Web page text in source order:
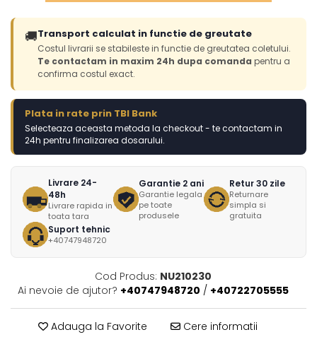
🚚Transport calculat in functie de greutate
Costul livrarii se stabileste in functie de greutatea coletului.
Te contactam in maxim 24h dupa comanda pentru a
confirma costul exact.
Plata in rate prin TBI Bank
Selecteaza aceasta metoda la checkout - te contactam in
24h pentru finalizarea dosarului.
Livrare 24-
48h
Livrare rapida in
toata tara
Garantie 2 ani
Garantie legala
pe toate
produsele
Retur 30 zile
Returnare
simpla si
gratuita
Suport tehnic
+40747948720
Cod Produs: NU210230
Ai nevoie de ajutor? +40747948720 / +40722705555
Adauga la Favorite Cere informatii